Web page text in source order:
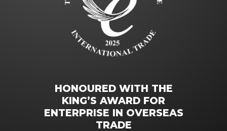
HONOURED WITH THE
KING’S AWARD FOR
ENTERPRISE IN OVERSEAS
TRADE